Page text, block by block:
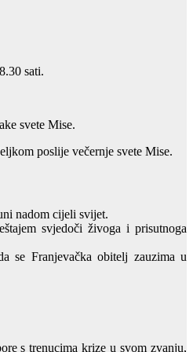
sati.
svete Mise.
poslije večernje svete Mise.
nadom cijeli svijet.
svjedoči živoga i prisutnoga
se Franjevačka obitelj zauzima u
s trenucima krize u svom zvanju,